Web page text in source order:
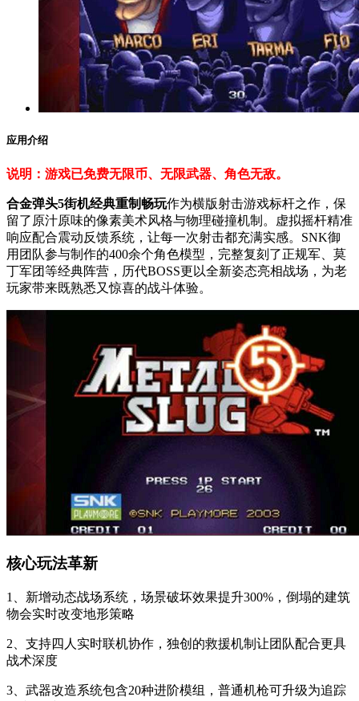
应用介绍
说明：游戏已免费无限币、无限武器、角色无敌。
合金弹头5街机经典重制畅玩作为横版射击游戏标杆之作，保
留了原汁原味的像素美术风格与物理碰撞机制。虚拟摇杆精准
响应配合震动反馈系统，让每一次射击都充满实感。SNK御
用团队参与制作的400余个角色模型，完整复刻了正规军、莫
丁军团等经典阵营，历代BOSS更以全新姿态亮相战场，为老
玩家带来既熟悉又惊喜的战斗体验。
核心玩法革新
1、新增动态战场系统，场景破坏效果提升300%，倒塌的建筑
物会实时改变地形策略
2、支持四人实时联机协作，独创的救援机制让团队配合更具
战术深度
3、武器改造系统包含20种进阶模组，普通机枪可升级为追踪